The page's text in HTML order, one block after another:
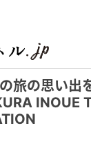
旅の思い出
INOUE